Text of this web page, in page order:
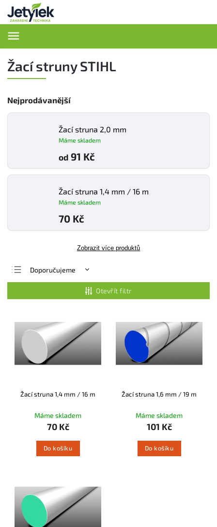
Žací struny STIHL
Nejprodávanější
Žací struna 2,0 mm
Máme skladem
od 91 Kč
Žací struna 1,4 mm / 16 m
Máme skladem
70 Kč
Zobrazit více produktů
Doporučujeme
Nejdražší
Abecedně
Otevřít filtr
Žací struna 1,4 mm / 16 m
Máme skladem
70 Kč
Do košíku
Žací struna 1,6 mm / 19 m
Máme skladem
101 Kč
Do košíku